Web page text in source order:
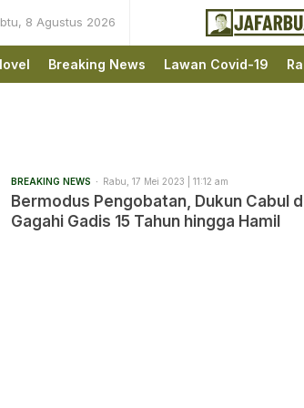
8 Agustus 2026
Ini bukan Media
Ini
Breaking News Lawan Covid-19
BREAKING NEWS Rabu, 17 Mei 2023 | 11:12 am
Bermodus Pengobatan, Dukun Cabul
Gagahi Gadis 15 Tahun hingga Hamil